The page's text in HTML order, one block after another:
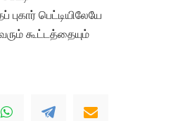
பெட்டியிலேயே
கூட்டத்தையும்